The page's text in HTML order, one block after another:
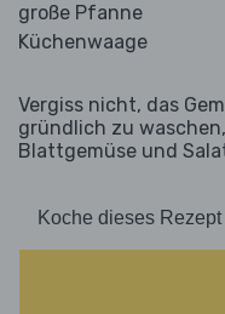
große Pfanne
Küchenwaage
Vergiss nicht, das
gründlich zu
Blattgemüse und
Koche dieses